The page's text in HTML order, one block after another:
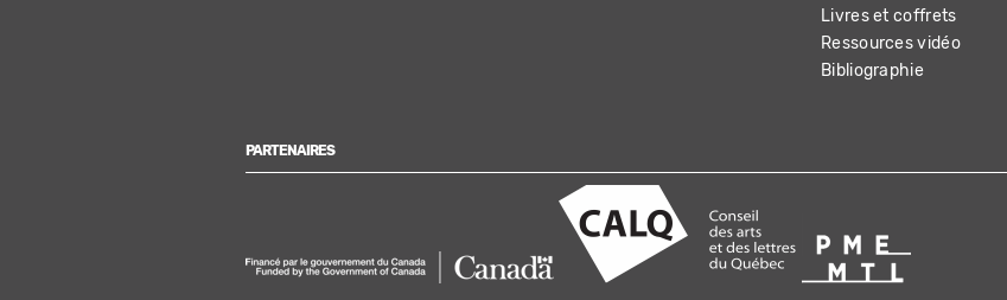
Livres et coffrets
Ressources vidéo
Bibliographie
PARTENAIRES